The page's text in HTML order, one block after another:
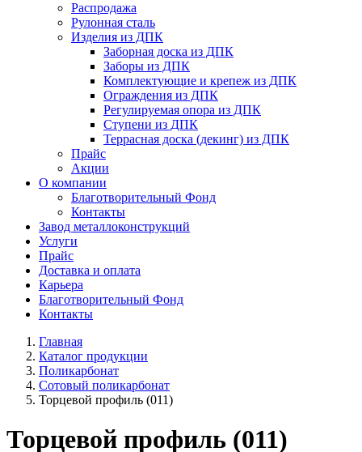
Распродажа
Рулонная сталь
Изделия из ДПК
Заборная доска из ДПК
Заборы из ДПК
Комплектующие и крепеж из ДПК
Ограждения из ДПК
Регулируемая опора из ДПК
Ступени из ДПК
Террасная доска (декинг) из ДПК
Прайс
Акции
О компании
Благотворительный Фонд
Контакты
Завод металлоконструкций
Услуги
Прайс
Доставка и оплата
Карьера
Благотворительный Фонд
Контакты
Главная
Каталог продукции
Поликарбонат
Сотовый поликарбонат
Торцевой профиль (011)
Торцевой профиль (011)